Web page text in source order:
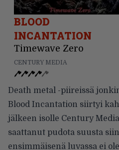
BLOOD
INCANTATION
Timewave Zero
CENTURY MEDIA
Death metal -piireissä
Blood Incantation siirtyi
jälkeen isolle Century
saattanut pudota suusta
ensimmäisenä luvassa ei